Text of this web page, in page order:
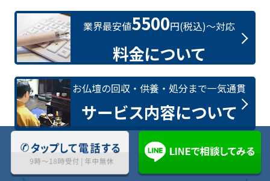
業界最安値5500円(税込)〜対応
料金について
お仏壇の回収・供養・処分まで一気通貫
サービス内容について